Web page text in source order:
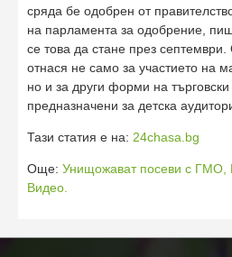
сряда бе одобрен от
на парламента за одобрение,
се това да стане през
отнася не само за участието на
но и за други форми на
предназначени за детска
Тази статия е на: 24chasa.bg
Още: Унищожават посеви с ГМО,
Видео.